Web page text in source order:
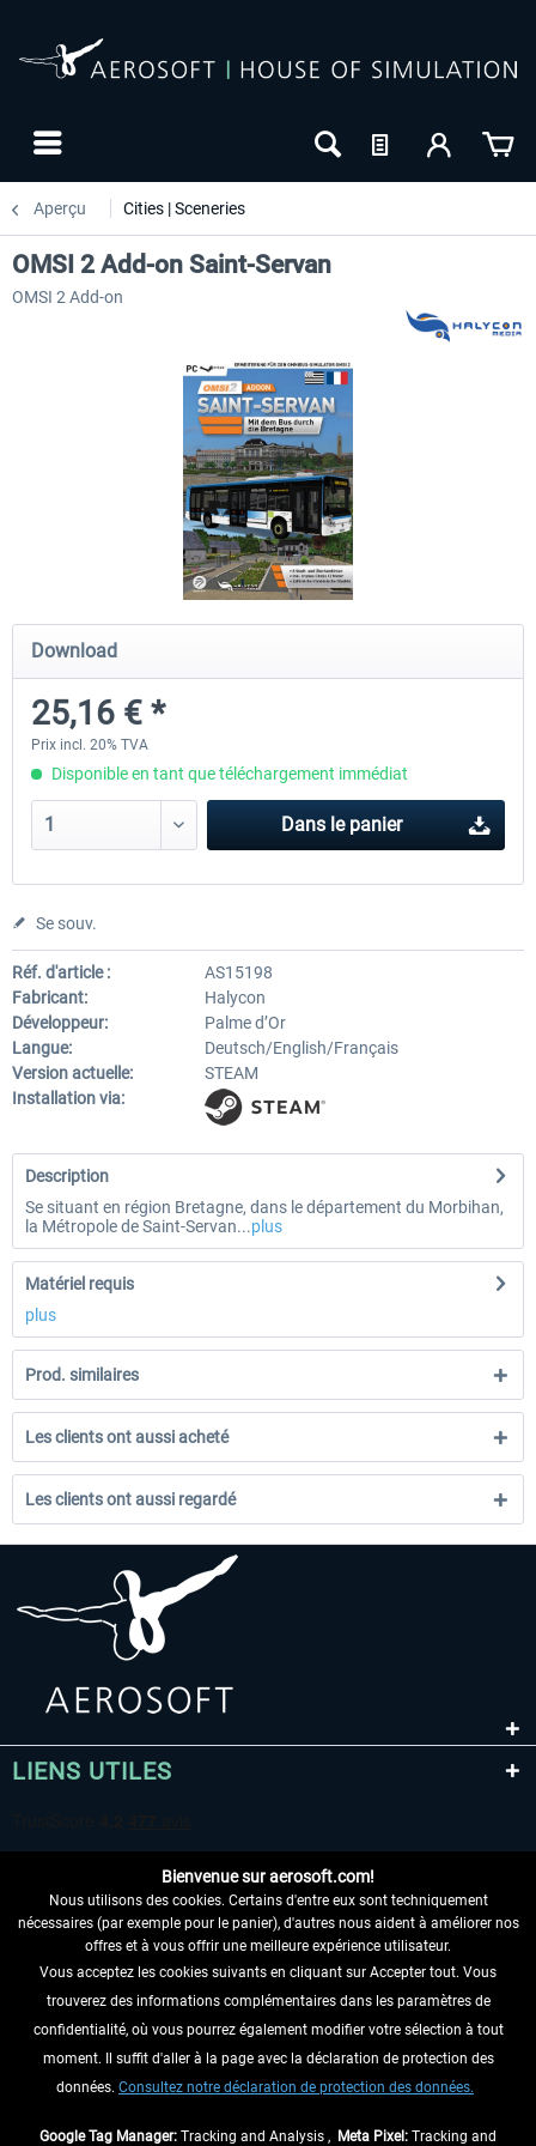
Aperçu Cities | Sceneries
OMSI 2 Add-on Thüringer Wald
30,24 € *
OMSI 2 Add-on Berlin Line
OMSI 2 Add-on Saint-Servan
OMSI 2 Add-on
Download
25,16 € *
Prix incl. 20% TVA
Disponible en tant que téléchargement immédiat
Dans le panier
Se souv.
Réf. d'article :
AS15198
Fabricant:
Halycon
Développeur:
Palme d’Or
Langue:
Deutsch/English/Français
Version actuelle:
STEAM
Installation via:
Description
Se situant en région Bretagne, dans le département du Morbihan,
la Métropole de Saint-Servan...plus
Matériel requis
plus
Prod. similaires
Les clients ont aussi acheté
Les clients ont aussi regardé
LIENS UTILES
RENONCER AU CONTRAT ICI
INFORMATIONS
NE MANQUEZ PAS LES DERNIÈRES
Bienvenue sur aerosoft.com!
Nous utilisons des cookies. Certains d'entre eux sont techniquement
nécessaires (par exemple pour le panier), d'autres nous aident à améliorer nos
offres et à vous offrir une meilleure expérience utilisateur.
Vous acceptez les cookies suivants en cliquant sur Accepter tout. Vous
trouverez des informations complémentaires dans les paramètres de
confidentialité, où vous pourrez également modifier votre sélection à tout
moment. Il suffit d'aller à la page avec la déclaration de protection des
données. Consultez notre déclaration de protection des données.
Google Tag Manager: Tracking and Analysis , Meta Pixel: Tracking and